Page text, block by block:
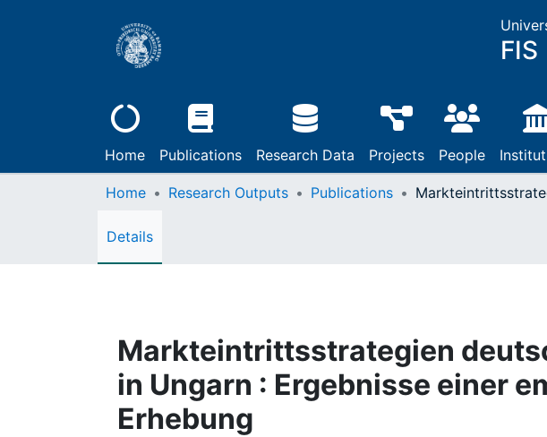
FIS
Home Publications Research Data Projects People
Home Research Outputs Publications
Details
Markteintrittsstrategien
in Ungarn : Ergebnisse einer
Erhebung